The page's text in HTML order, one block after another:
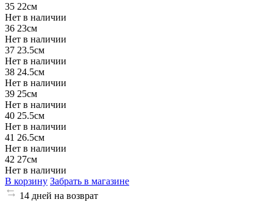
35 22см
Нет в наличии
36 23см
Нет в наличии
37 23.5см
Нет в наличии
38 24.5см
Нет в наличии
39 25см
Нет в наличии
40 25.5см
Нет в наличии
41 26.5см
Нет в наличии
42 27см
Нет в наличии
В корзину Забрать в магазине
14 дней на возврат